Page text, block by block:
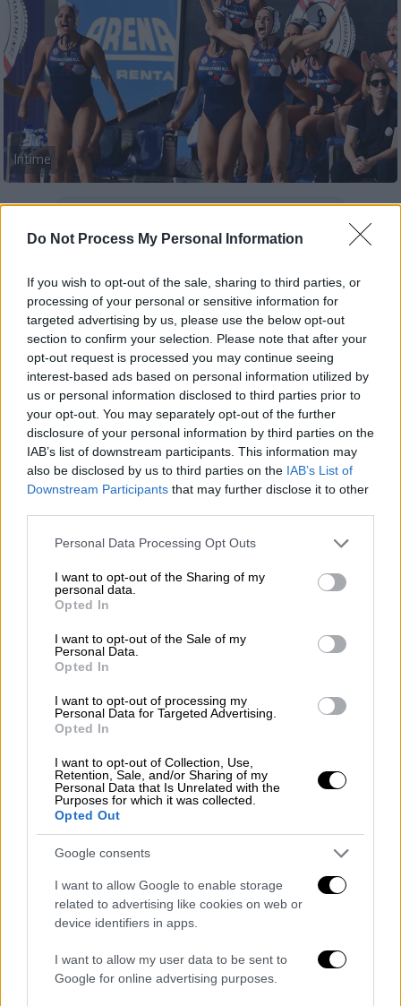
Do Not Process My Personal Information
If you wish to opt-out of the sale, sharing to third parties, or
processing of your personal or sensitive information for
targeted advertising by us, please use the below opt-out
section to confirm your selection. Please note that after your
opt-out request is processed you may continue seeing
interest-based ads based on personal information utilized by
us or personal information disclosed to third parties prior to
your opt-out. You may separately opt-out of the further
disclosure of your personal information by third parties on the
IAB’s list of downstream participants. This information may
also be disclosed by us to third parties on the IAB’s List of
Downstream Participants that may further disclose it to other
Please note that this website/app uses one or more Google
not limited to your visit or usage behaviour. You may click to
grant or deny consent to Google and its third-party tags to
use your data for below specified purposes in below Google
consent section.
Personal Data Processing Opt Outs
I want to opt-out of the Sharing of my
personal data.
Opted In
I want to opt-out of the Sale of my
Personal Data.
Opted In
I want to opt-out of processing my
Personal Data for Targeted Advertising.
Opted In
I want to opt-out of Collection, Use,
Retention, Sale, and/or Sharing of my
Personal Data that Is Unrelated with the
Purposes for which it was collected.
Opted Out
Google consents
I want to allow Google to enable storage
related to advertising like cookies on web or
device identifiers in apps.
I want to allow my user data to be sent to
Google for online advertising purposes.
Intime
πρώτη φορά εφέτος τονΟλυμπιακόκαι
έφερε ξανά τη σειρά των τελικών της
Waterpolo League γυναικώνσε απόλυτη
ισορροπία. Ο ΝΟΒ επικράτησε 11-9 στο
κολυμβητήριο του Λαιμού, έκανε το 1-1 και
παραμένει ζωντανός στη μάχη για την
υπεράσπιση του τίτλου του.
ΔΙΑΒΑΣΤΕ ΕΠΙΣΗΣ
«Πέταξε» στα 8,49μ. ο Μίλτος
Τεντόγλου! Έκανε την καλύτερη
εφετινή επίδοση στον κόσμο
«χτυπήσει» σε ένα από τα πιο κρίσιμα
κομμάτια του παιχνιδιού, εξουδετερώνοντας
σχεδόν πλήρως τον Ολυμπιακό στην
παίκτρια παραπάνω. Οι Ερυθρόλευκες είχαν
μόλις 1/10 σε αυτόν τον τομέα, με το
μοναδικό γκολ να έρχεται στα τελευταία
δευτερόλεπτα, όταν η αναμέτρηση είχε
Η σειρά πλέον μεταφέρεται ξανά στον
Πειραιά, όπου την Κυριακή (31/5, 19:30) θα
διεξαχθεί ο τρίτος τελικός. Παράλληλα,
είναι βέβαιο ότι οι δύο ομάδες θα